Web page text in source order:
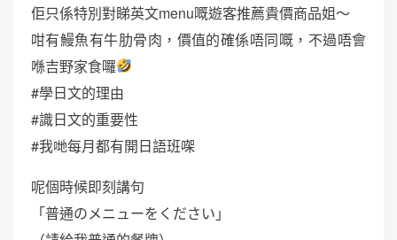
佢只係特別對睇英文menu嘅遊客推薦貴價商品姐～
咁有鰻魚有牛肋骨肉，價值的確係唔同嘅，不過唔會
喺吉野家食囉
#學日文的理由
#識日文的重要性
#我哋每月都有開日語班㗎
呢個時候即刻講句
「普通のメニューをください」